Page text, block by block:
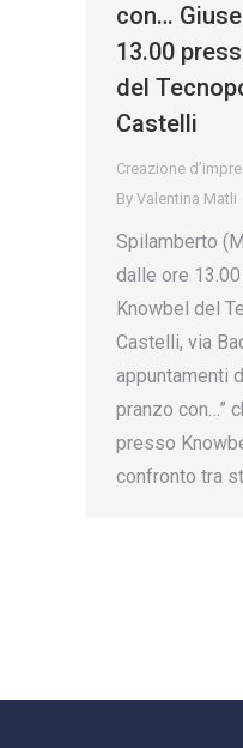
con…
13.00
del
Castelli
Creazione
By Valentina Matli
Spilamberto
dalle ore
Knowbel del
Castelli, via
appuntamenti
pranzo con…”
presso
confronto tra